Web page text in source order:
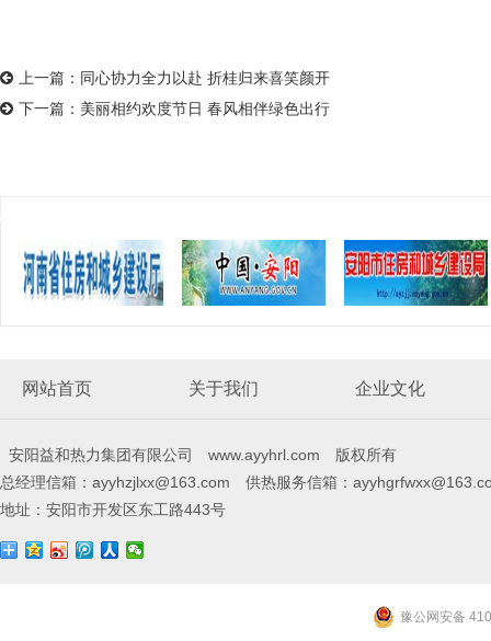
上一篇： 同心协力全力以赴 折桂归来喜笑颜开
下一篇： 美丽相约欢度节日 春风相伴绿色出行
网站首页 关于我们 企业文化
安阳益和热力集团有限公司 www.ayyhrl.com 版权所有
总经理信箱：ayyhzjlxx@163.com 供热服务信箱：
地址：安阳市开发区东工路443号
豫公网安备